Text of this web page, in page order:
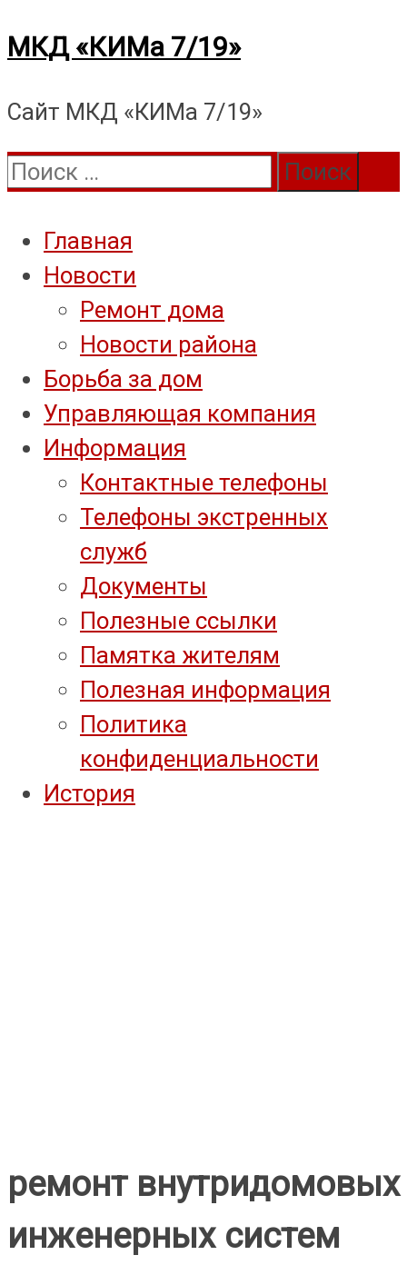
Перейти
содержимому
МКД «КИМа 7/19»
Сайт МКД «КИМа 7/19»
Поиск:
Главная
Новости
Ремонт дома
Новости района
Борьба за дом
Управляющая компания
Информация
Контактные телефоны
Телефоны экстренных
служб
Документы
Полезные ссылки
Памятка жителям
Полезная информация
Политика
конфиденциальности
История
ремонт внутридомовых
инженерных систем